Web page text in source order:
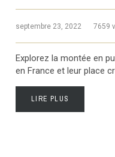
septembre 23, 2022 7659
Explorez la montée en
en France et leur place
LIRE PLUS